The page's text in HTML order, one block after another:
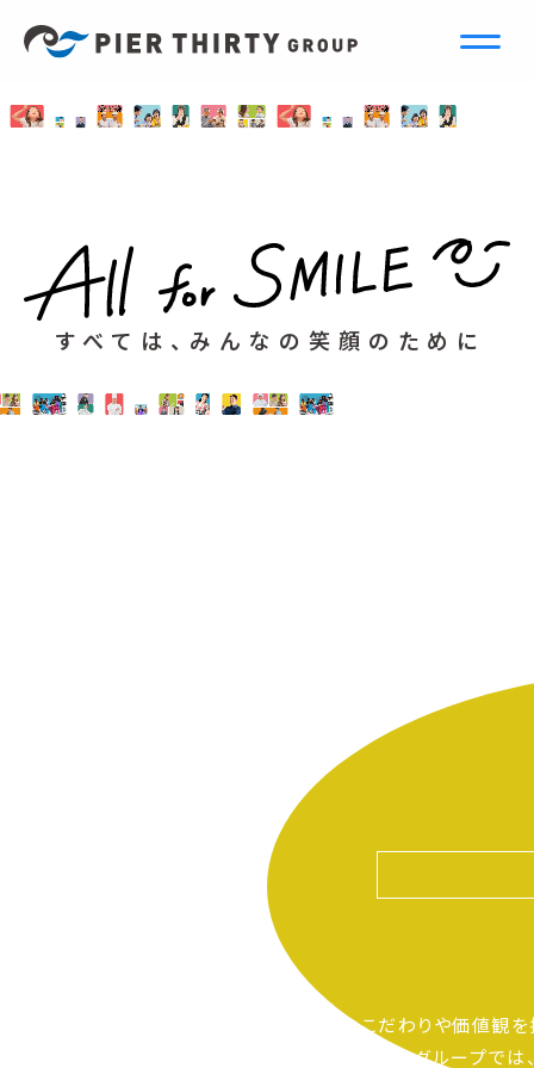
すべては、みんなの笑顔のために
自分たちのこだわりや価値観
ピアーサーティーグループでは